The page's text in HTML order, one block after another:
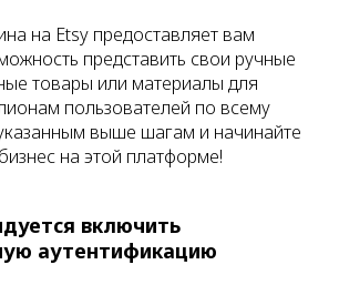
на Etsy предоставляет вам
представить свои ручные
товары или материалы для
пользователей по всему
выше шагам и начинайте
на этой платформе!
включить
аутентификацию